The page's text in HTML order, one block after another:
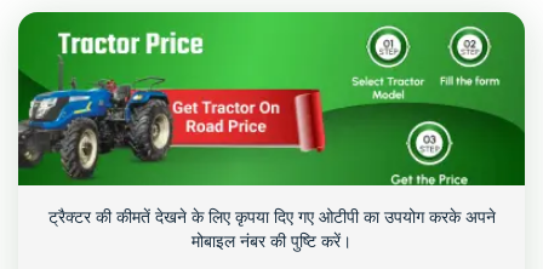
ट्रैक्टर की कीमतें देखने के लिए कृपया दिए गए ओटीपी का उपयोग करके अपने
मोबाइल नंबर की पुष्टि करें।